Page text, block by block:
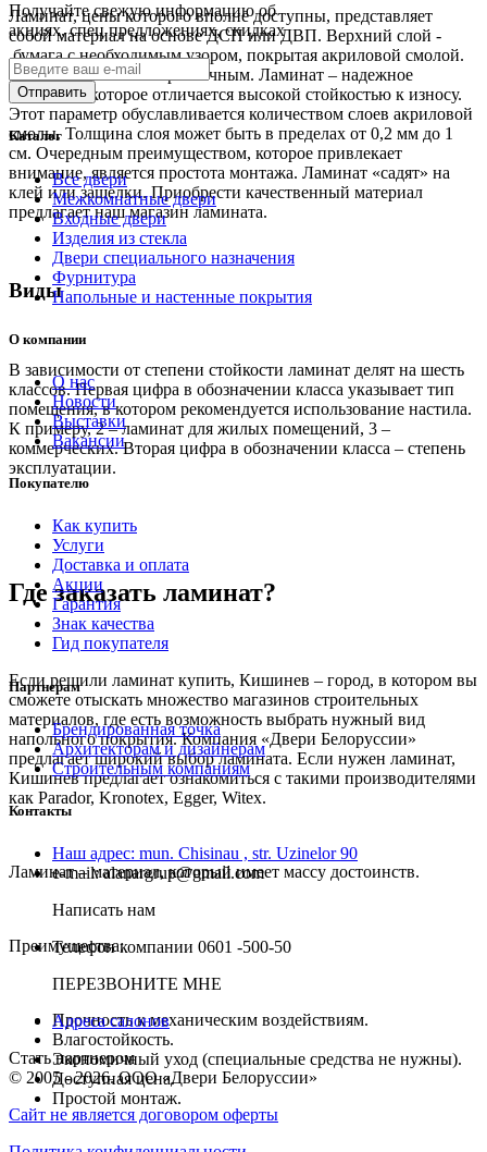
Ламинат, цены которого вполне доступны, представляет
собой материал на основе ДСП или ДВП. Верхний слой -
бумага с необходимым узором, покрытая акриловой смолой.
Рисунок может быть различным. Ламинат – надежное
покрытие, которое отличается высокой стойкостью к износу.
Этот параметр обуславливается количеством слоев акриловой
смолы. Толщина слоя может быть в пределах от 0,2 мм до 1
см. Очередным преимуществом, которое привлекает
внимание, является простота монтажа. Ламинат «садят» на
клей или защелки. Приобрести качественный материал
предлагает наш магазин ламината.
Виды
В зависимости от степени стойкости ламинат делят на шесть
классов. Первая цифра в обозначении класса указывает тип
помещения, в котором рекомендуется использование настила.
К примеру, 2 – ламинат для жилых помещений, 3 –
коммерческих. Вторая цифра в обозначении класса – степень
эксплуатации.
Где заказать ламинат?
Если решили ламинат купить, Кишинев – город, в котором вы
сможете отыскать множество магазинов строительных
материалов, где есть возможность выбрать нужный вид
напольного покрытия. Компания «Двери Белоруссии»
предлагает широкий выбор ламината. Если нужен ламинат,
Кишинев предлагает ознакомиться с такими производителями
как Parador, Kronotex, Egger, Witex.
Ламинат – материал, который имеет массу достоинств.
Преимущества:
Прочность к механическим воздействиям.
Влагостойкость.
Экономичный уход (специальные средства не нужны).
Доступная цена.
Простой монтаж.
Получайте свежую информацию об
акциях, спец предложениях, скидках
Каталог
Все двери
Межкомнатные двери
Входные двери
Изделия из стекла
Двери специального назначения
Фурнитура
Напольные и настенные покрытия
О компании
О нас
Новости
Выставки
Вакансии
Покупателю
Как купить
Услуги
Доставка и оплата
Акции
Гарантия
Знак качества
Гид покупателя
Партнерам
Брендированная точка
Архитекторам и дизайнерам
Строительным компаниям
Контакты
Наш адрес: mun. Chisinau , str. Uzinelor 90
e-mail:alanargrup@gmail.com
Написать нам
Телефон компании 0601 -500-50
ПЕРЕЗВОНИТЕ МНЕ
Адреса салонов
Стать партнером
© 2005 - 2026. ООО «Двери Белоруссии»
Сайт не является договором оферты